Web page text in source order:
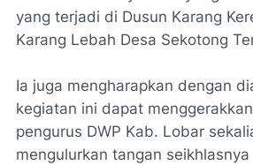
yang terjadi di Dusun Karang
Karang Lebah Desa Sekotong
Ia juga mengharapkan dengan
kegiatan ini dapat
pengurus DWP Kab. Lobar
mengulurkan tangan